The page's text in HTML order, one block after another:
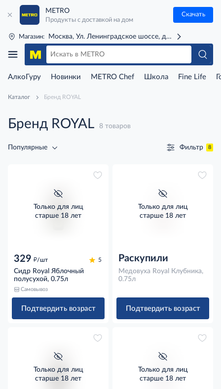
METRO
Продукты с доставкой на дом
Скачать
Магазин: Москва, Ул. Ленинградское шоссе, д. 71Г (м. Речной
АлкоГуру Новинки METRO Chef Школа Fine Life
Каталог Бренд ROYAL
Бренд ROYAL 8 товаров
Популярные Фильтр 8
Только для лиц
старше 18 лет
329 д/шт 5
Сидр Royal Яблочный
полусухой, 0.75л
Самовывоз
Подтвердить возраст
Только для лиц
старше 18 лет
Раскупили
Медовуха Royal Клубника,
0.75л
Подтвердить возраст
Только для лиц
старше 18 лет
Только для лиц
старше 18 лет